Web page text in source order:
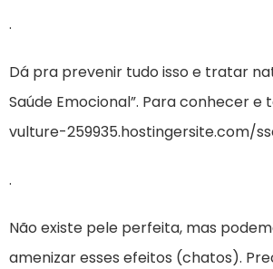
.
Dá pra prevenir tudo isso e tratar
Saúde Emocional”. Para conhecer
vulture-259935.hostingersite.com/
.
Não existe pele perfeita, mas
amenizar esses efeitos (chatos).